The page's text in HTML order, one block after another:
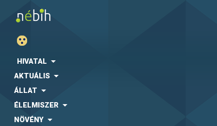
HIVATAL
AKTUÁLIS
ÁLLAT
ÉLELMISZER
NÖVÉNY